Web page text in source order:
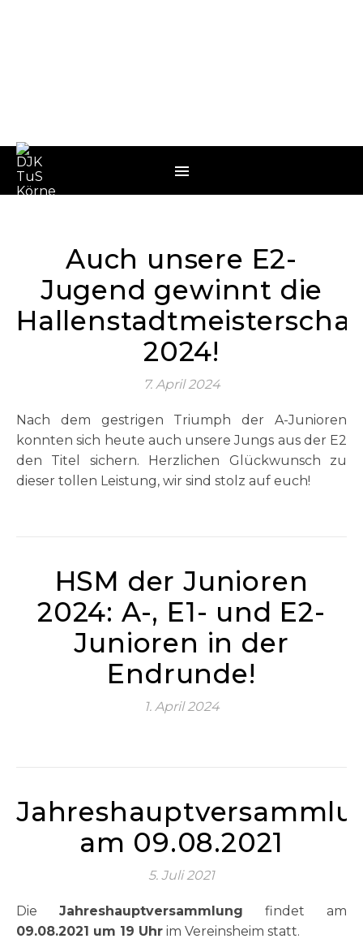
Auch unsere E2-
Jugend gewinnt die
2024!
7. April 2024
Nach dem gestrigen Triumph der A-Junioren
konnten sich heute auch unsere Jungs aus der E2
den Titel sichern. Herzlichen Glückwunsch zu
dieser tollen Leistung, wir sind stolz auf euch!
HSM der Junioren
2024: A-, E1- und E2-
Junioren in der
Endrunde!
1. April 2024
am 09.08.2021
5. Juli 2021
Die Jahreshauptversammlungfindet am
09.08.2021 um 19 Uhr im Vereinsheim statt.